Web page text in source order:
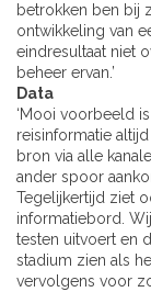
betrokken ben bij
ontwikkeling van
eindresultaat niet
beheer ervan.’
Data
‘Mooi voorbeeld
reisinformatie
bron via alle
ander spoor
Tegelijkertijd ziet
informatiebord.
testen uitvoert en
stadium zien als
vervolgens voor